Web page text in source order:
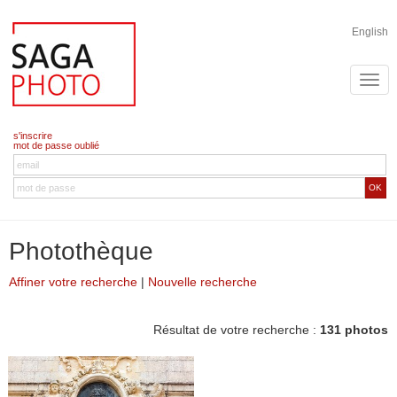
English
s'inscrire
mot de passe oublié
OK
Photothèque
Affiner votre recherche | Nouvelle recherche
Résultat de votre recherche : 131 photos